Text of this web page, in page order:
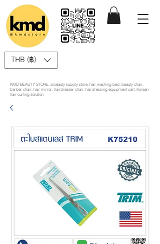
THB (฿)
KMD BEAUTY STORE, a beauty supply store, hair washing bed, beauty chair,
barber chair, hair mirror, hairdresser chair, hairdressing equipment cart, Korean
hair curling solution